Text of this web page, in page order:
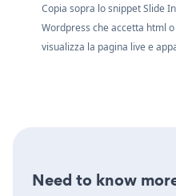
Copia sopra lo snippet Slide
Wordpress che accetta html
visualizza la pagina live e
Need to know